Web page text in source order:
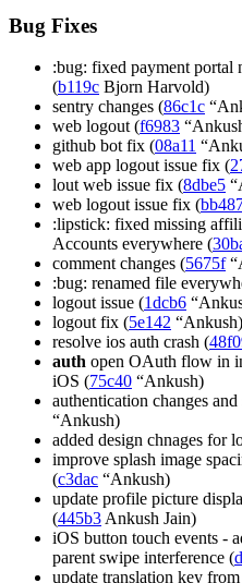
Bug Fixes
:bug: fixed payment portal
(b119c Bjorn Harvold)
sentry changes (86c1c
web logout (f6983
github bot fix (08a11
web app logout issue fix (
lout web issue fix (8dbe5
web logout issue fix (
:lipstick: fixed missing
Accounts everywhere (
comment changes (5675f
:bug: renamed file
logout issue (1dcb6
logout fix (5e142 “Ankush)
resolve ios auth crash (
auth open OAuth flow in
iOS (75c40 “Ankush)
authentication changes
“Ankush)
added design chnages for
improve splash image
(c3dac “Ankush)
update profile picture
(445b3 Ankush Jain)
iOS button touch events -
parent swipe interference (
update translation key